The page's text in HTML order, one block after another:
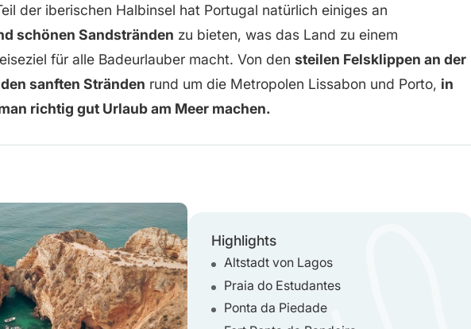
der iberischen Halbinsel hat Portugal natürlich einiges an
schönen Sandstränden zu bieten, was das Land zu einem
für alle Badeurlauber macht. Von den steilen Felsklippen an der
sanften Stränden rund um die Metropolen Lissabon und Porto, in
richtig gut Urlaub am Meer machen.
Highlights
Altstadt von Lagos
Praia do Estudantes
Ponta da Piedade